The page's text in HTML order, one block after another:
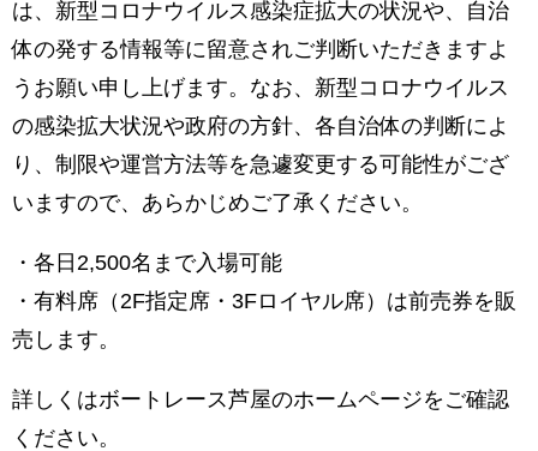
は、新型コロナウイルス感染症拡大の状況や、自治
体の発する情報等に留意されご判断いただきますよ
うお願い申し上げます。なお、新型コロナウイルス
の感染拡大状況や政府の方針、各自治体の判断によ
り、制限や運営方法等を急遽変更する可能性がござ
いますので、あらかじめご了承ください。
・各日2,500名まで入場可能
・有料席（2F指定席・3Fロイヤル席）は前売券を販
売します。
詳しくはボートレース芦屋のホームページをご確認
ください。